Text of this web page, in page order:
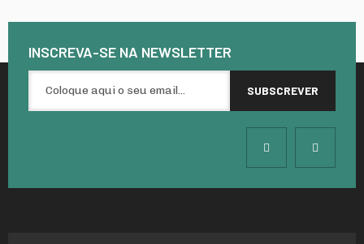
INSCREVA-SE NA NEWSLETTER